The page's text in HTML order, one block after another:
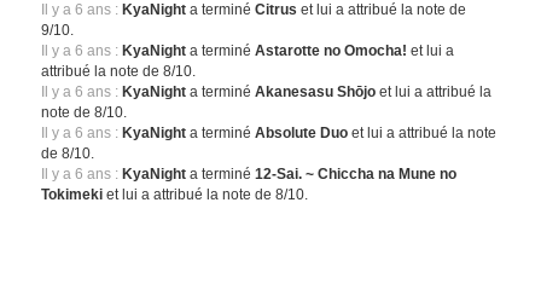
Il y a 6 ans : KyaNight a terminéCitrus et lui a attribué la note de
9/10.
Il y a 6 ans : KyaNight a terminéAstarotte no Omocha! et lui a
attribué la note de 8/10.
Il y a 6 ans : KyaNight a terminéAkanesasu Shōjo et lui a attribué la
note de 8/10.
Il y a 6 ans : KyaNight a terminéAbsolute Duo et lui a attribué la note
de 8/10.
Il y a 6 ans : KyaNight a terminé12-Sai. ~ Chiccha na Mune no
Tokimeki et lui a attribué la note de 8/10.